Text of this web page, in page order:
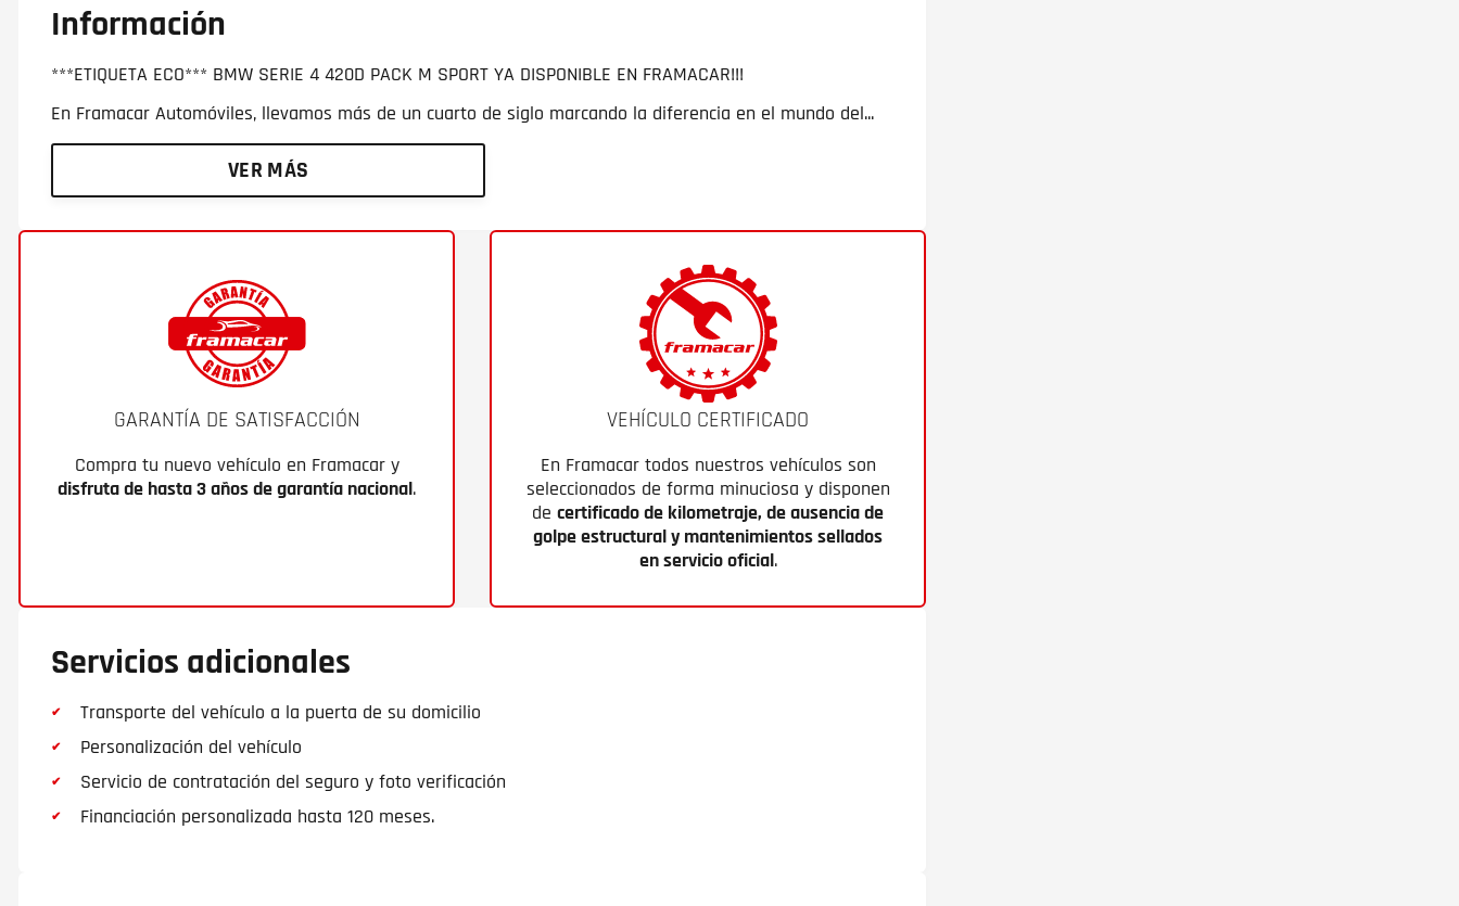
Información
***ETIQUETA ECO*** BMW SERIE 4 420D PACK M SPORT YA DISPONIBLE EN FRAMACAR!!!
En Framacar Automóviles, llevamos más de un cuarto de siglo marcando la diferencia en el mundo del...
VER MÁS
GARANTÍA DE SATISFACCIÓN
Compra tu nuevo vehículo en Framacar y
disfruta de hasta 3 años de garantía nacional.
VEHÍCULO CERTIFICADO
En Framacar todos nuestros vehículos son
seleccionados de forma minuciosa y disponen
de certificado de kilometraje, de ausencia de
golpe estructural y mantenimientos sellados
en servicio oficial.
Servicios adicionales
Transporte del vehículo a la puerta de su domicilio
Personalización del vehículo
Servicio de contratación del seguro y foto verificación
Financiación personalizada hasta 120 meses.